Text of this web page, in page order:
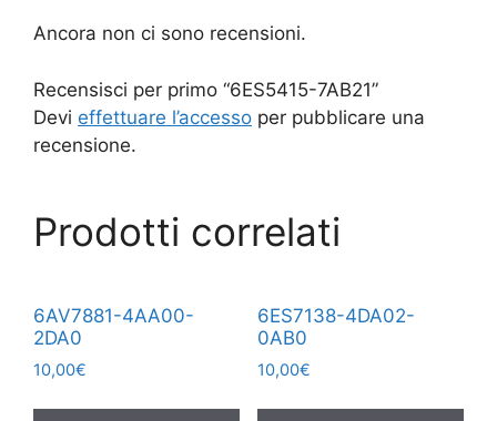
Ancora non ci sono recensioni.
Recensisci per primo “6ES5415-7AB21”
Devi effettuare l’accesso per pubblicare una
recensione.
Prodotti correlati
6AV7881-4AA00-
2DA0
10,00€
6ES7138-4DA02-
0AB0
10,00€